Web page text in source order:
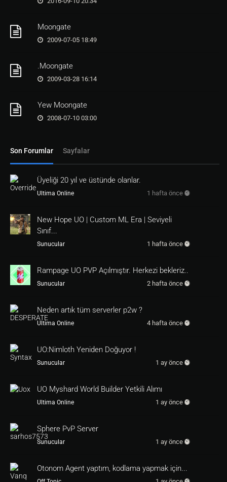
onbutton 1
return
onbutton 2
return
1
return
1
return 1
return 1
return 1
onbutton 7
return
onbutton 8
[eof]
hadi bakkalım kolay gelsin çok güzel umarım b
eğernirsiniz Devamı Geliyor....
Moongate
2009-07-05 18:49
.Moongate
2009-03-28 16:14
Yew Moongate
2008-07-10 03:00
Son Forumlar Sayfalar
Üyeliği 20 yıl ve üstünde olanlar.
Ultima Online 1 hafta önce
New Hope UO | Custom ML Era | Seviyeli
Sınıf...
Sunucular 1 hafta önce
Rampage UO PVP Açılmıştır. Herkezi bekleriz..
Sunucular 2 hafta önce
Neden artık tüm serverler p2w ?
Ultima Online 4 hafta önce
UO:Nimloth Yeniden Doğuyor !
Sunucular 1 ay önce
UO Myshard World Builder Yetkili Alımı
Ultima Online 1 ay önce
Sphere PvP Server
Sunucular 1 ay önce
Otonom Agent yaptım, kodlama yapmak için...